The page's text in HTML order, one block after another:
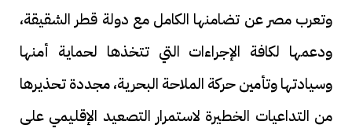
وتعرب مصر عن تضامنها الكامل مع دولة قطر الشقيقة،
ودعمها لكافة الإجراءات التي تتخذها لحماية أمنها
وسيادتها وتأمين حركة الملاحة البحرية، مجددة تحذيرها
من التداعيات الخطيرة لاستمرار التصعيد الإقليمي على